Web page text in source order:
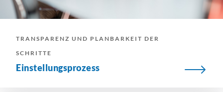
TRANSPARENZ UND PLANBARKEIT DER
SCHRITTE
Einstellungsprozess